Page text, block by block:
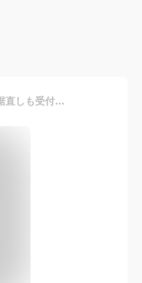
【KOKUBO】ストレッチスーツ メンズ［裾直しも受付中］ビジネススーツ 2つボタン 秋冬 洗えるノータックパンツ 濃紺・マイクロストライプ AB体6号 ポリエステル100％ 程よくスリム